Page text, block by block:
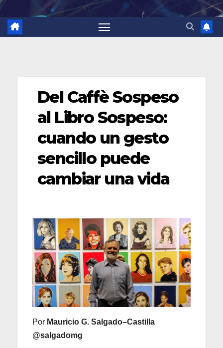
Del Caffè Sospeso
al Libro Sospeso:
cuando un gesto
sencillo puede
cambiar una vida
Por Mauricio G. Salgado–Castilla
@salgadomg